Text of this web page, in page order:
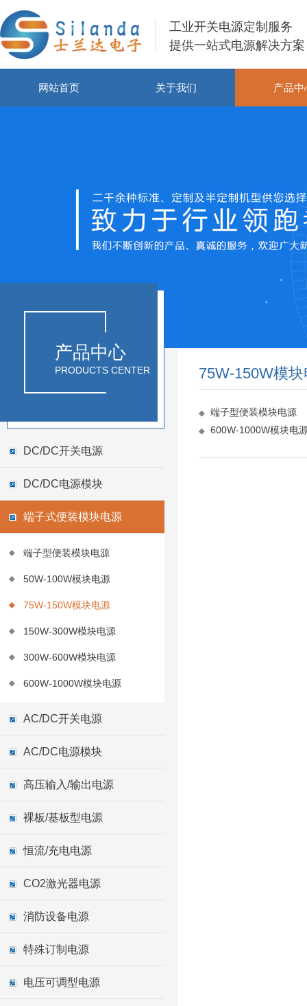
工业开关电源定制服务
提供一站式电源解决方案
网站首页 关于我们 产品中
产品中心
PRODUCTS CENTER
DC/DC开关电源
DC/DC电源模块
端子式便装模块电源
端子型便装模块电源
50W-100W模块电源
75W-150W模块电源
150W-300W模块电源
300W-600W模块电源
600W-1000W模块电源
AC/DC开关电源
AC/DC电源模块
高压输入/输出电源
裸板/基板型电源
恒流/充电电源
CO2激光器电源
消防设备电源
特殊订制电源
电压可调型电源
75W-150W模
端子型便装模块电源
600W-1000W模块电